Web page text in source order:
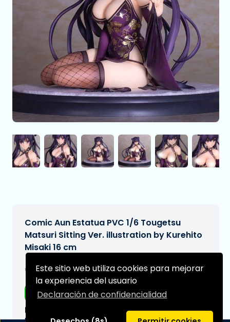
Este sitio web utiliza cookies para mejorar
la experiencia del usuario
Declaración de confidencialidad
Comic Aun Estatua PVC 1/6 Tougetsu
Matsuri Sitting Ver. illustration by Kurehito
Misaki 16 cm
€269,00[Sujeto a cambios]
Envío gratis
Fecha de entrega prevista: